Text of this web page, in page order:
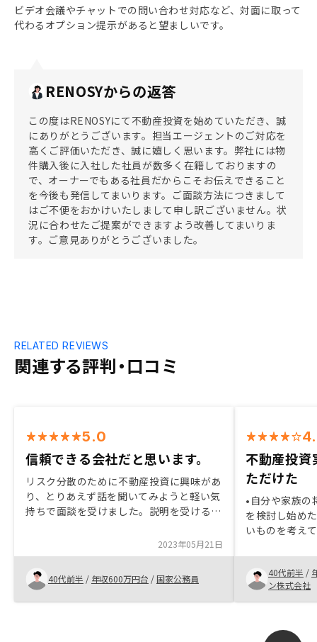
ビデオ会議やチャットでの問い合わせ対応など、対面に取って
代わるオプション提示があると望ましいです。
RENOSYからの返答
この度はRENOSYにて不動産投資を始めていただき、誠
にありがとうございます。担当エージェントのご対応を
高くご評価いただき、誠に嬉しく思います。弊社には物
件購入後に入社した社員が数多く在籍しておりますの
で、オーナーでもある社員だからこそお伝えできること
を今後も発信してまいります。ご面談方法につきまして
はご不便をおかけいたしまして申し訳ございません。状
況に合わせたご提案ができますよう改善してまいりま
す。ご意見ありがとうございました。
関連する評判・口コミ
RELATED REVIEWS
5.0
信頼できる会社だと思います。
リスク分散のために不動産投資に興味があ
り、とりあえず話を聞いてみようと軽い気
持ちで面談を受けました。説明を受けるな
したが、全て納得できるように丁寧に返答
があり、信頼できる会社だと判断し、投資
することに決めました。
2023年05月21日
40代前半 / 年収600万円台 / 国家公務員
不動産投資
ただけた
•自分や家族の
を検討し始め
いものを考え
詳細を勉強す
ていました。
の資産状況や
いていないと
しまった。 •
40代前半 /
ン株式会社